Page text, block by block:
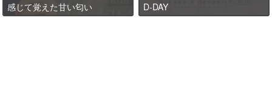
感じて覚えた甘い匂い D-DAY